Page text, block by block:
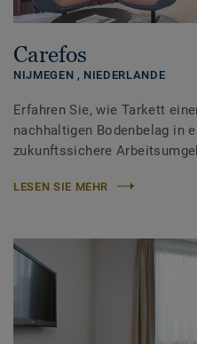
Carefos
NIJMEGEN , NIEDERLANDE
Erfahren Sie, wie Tarkett
nachhaltigen Bodenbelag in
zukunftssichere
LESEN SIE MEHR